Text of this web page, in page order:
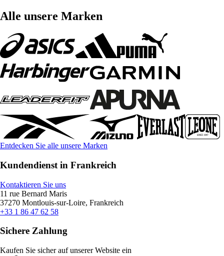
Alle unsere Marken
Entdecken Sie alle unsere Marken
Kundendienst in Frankreich
Kontaktieren Sie uns
11 rue Bernard Maris
37270 Montlouis-sur-Loire, Frankreich
+33 1 86 47 62 58
Sichere Zahlung
Kaufen Sie sicher auf unserer Website ein